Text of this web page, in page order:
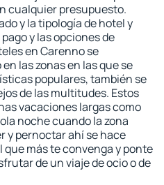
cualquier presupuesto.
y la tipología de hotel y
y las opciones de
en Carenno se
las zonas en las que se
populares, también se
de las multitudes. Estos
vacaciones largas como
noche cuando la zona
y pernoctar ahí se hace
que más te convenga y ponte
de un viaje de ocio o de